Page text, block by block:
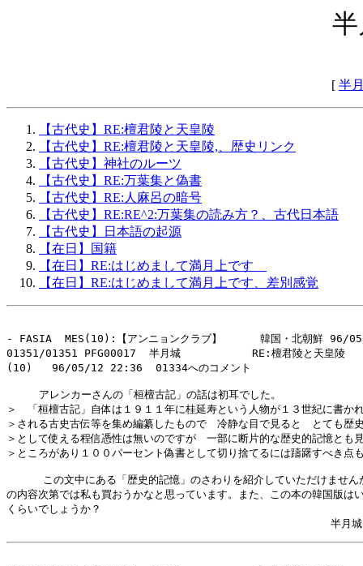
[ 半
【古代史】RE:檀君陵と天皇陵
【古代史】RE:檀君陵と天皇陵,、歴史リンク
【古代史】神社のルーツ
【古代史】RE:万葉集と偽書
【古代史】RE:人麻呂の暗号
【古代史】RE:RE^2:万葉集の読み方？、古代日本語
【古代史】日本語の起源
【在日】国籍
【在日】RE:はじめまして満月上です
【在日】RE:はじめまして満月上です、差別感覚
- FASIA  MES(10):【アンニョンクラブ】　　　 韓国・北朝鮮 96/
01351/01351 PFG00017  半月城           RE:檀君陵と天皇陵
(10)   96/05/12 22:36  01334へのコメント
     アレンカーさんの「桓檀古記」の話は初耳でした。
＞　「桓檀古記」自体は１９１１年に桂延寿という人物が１３世紀に書か
＞される古史古伝等を集め編纂したもので　冷静な目で見ると　とても歴
＞として使える程信憑性は無いのですが　一部に断片的な歴史的記憶とも
＞ところがあり１００パーセント偽書として切り捨てるには躊躇すべき点
　この文中にある「歴史的記憶」のさわりを紹介していただけません
の内容次第では私も買おうかなと思っています。また、この本の韓国版は
くらいでしょうか？